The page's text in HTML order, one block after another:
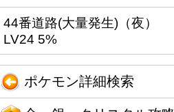
44番道路(大量発生)（夜）
LV24 5%
ポケモン詳細検索